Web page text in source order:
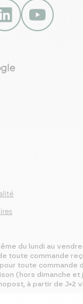
Ventes
du lundi au
toute commande
toute commande
(hors dimanche et
à partir de J+2